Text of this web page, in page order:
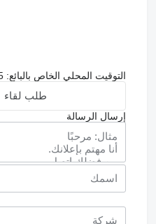
التوقيت المحلي الخاص بالبائع: 21:45 (CEST)
طلب لقاء
إرسال الرسالة